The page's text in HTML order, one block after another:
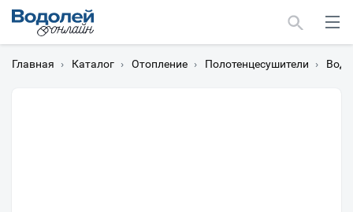
Главная › Каталог › Отопление › Полотенцесушители ›